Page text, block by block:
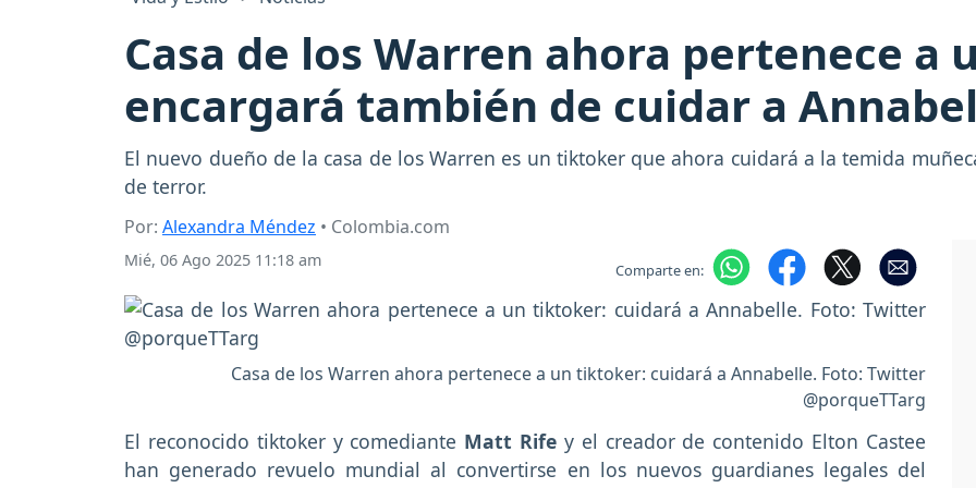
Casa de los Warren ahora pertenece a
encargará también de cuidar a
El nuevo dueño de la casa de los Warren es un tiktoker que ahora cuidará a la temida
de terror.
Por: Alexandra Méndez • Colombia.com
Mié, 06 Ago 2025 11:18 am Comparte en:
Casa de los Warren ahora pertenece a un tiktoker: cuidará a Annabelle. Foto: Twitter
@porqueTTarg
El reconocido tiktoker y comediante Matt Rife y el creador de contenido Elton Castee
han generado revuelo mundial al convertirse en los nuevos guardianes legales del